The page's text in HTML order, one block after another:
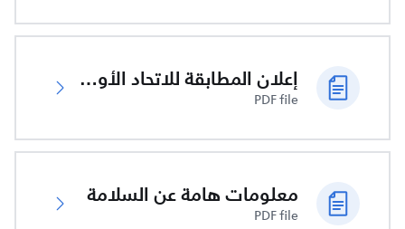
إعلان المطابقة للاتحاد الأوروبي
PDF file
معلومات هامة عن السلامة
PDF file